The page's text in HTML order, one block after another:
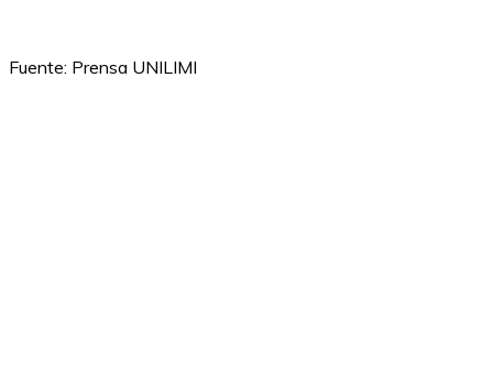
Fuente: Prensa UNILIMI